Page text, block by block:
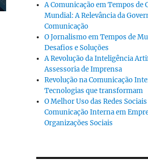
A Comunicação em Tempos de
Mundial: A Relevância da
Comunicação
O Jornalismo em Tempos de
Desafios e Soluções
A Revolução da Inteligência
Assessoria de Imprensa
Revolução na Comunicação
Tecnologias que transformam
O Melhor Uso das Redes
Comunicação Interna em
Organizações Sociais